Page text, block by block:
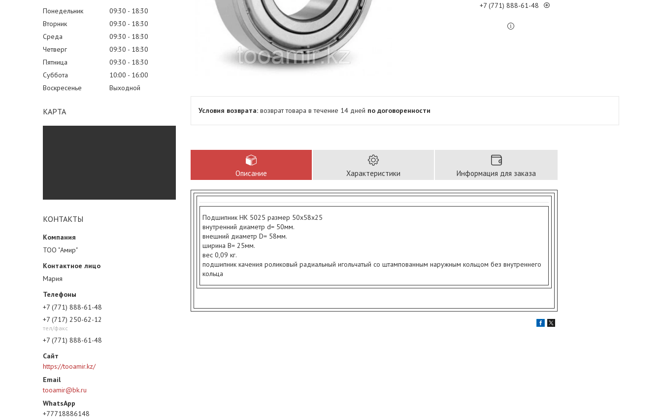
Понедельник 09:30
18:30
Вторник
09:30
18:30
Среда
09:30
18:30
Четверг
09:30
18:30
Пятница
09:30
18:30
Суббота
10:00
16:00
Воскресенье
Выходной
КАРТА
КОНТАКТЫ
ТОО "Амир"
Мария
+7 (771) 888-61-48
+7 (717) 250-62-12
тел/факс
+7 (771) 888-61-48
https://tooamir.kz/
tooamir@bk.ru
+77718886148
+7 (771) 888-61-48
возврат товара в течение 14 дней по договоренности
Описание Характеристики Информация для заказа
Подшипник НК 5025 размер 50x58x25
внутренний диаметр d= 50мм.
внешний диаметр D= 58мм.
ширина B= 25мм.
вес 0,09 кг.
подшипник качения роликовый радиальный игольчатый со штампованным наружным кольцом без внутреннего
кольца